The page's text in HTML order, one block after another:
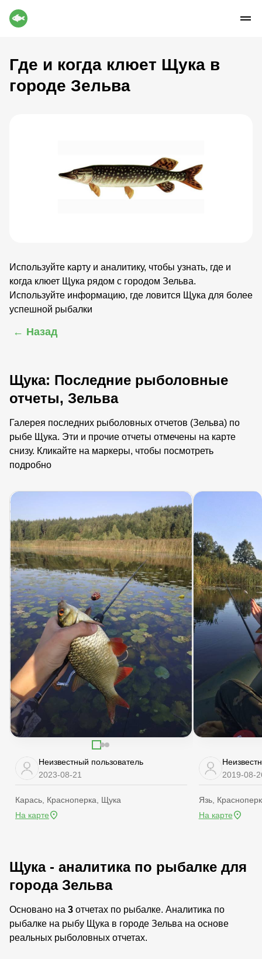
Где и когда клюет Щука в
городе Зельва
Используйте карту и аналитику, чтобы узнать, где и
когда клюет Щука рядом с городом Зельва.
Используйте информацию, где ловится Щука для более
успешной рыбалки
← Назад
Щука: Последние рыболовные
отчеты, Зельва
Галерея последних рыболовных отчетов (Зельва) по
рыбе Щука. Эти и прочие отчеты отмечены на карте
снизу. Кликайте на маркеры, чтобы посмотреть
подробно
Неизвестный пользователь
2023-08-21
Карась, Красноперка, Щука
На карте
2019-08-
Язь,
На карте
Щука - аналитика по рыбалке для
города Зельва
Основано на 3 отчетах по рыбалке. Аналитика по
рыбалке на рыбу Щука в городе Зельва на основе
реальных рыболовных отчетах.